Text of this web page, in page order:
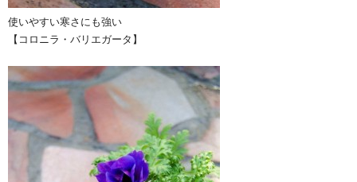
使いやすい寒さにも強い
【コロニラ・バリエガータ】